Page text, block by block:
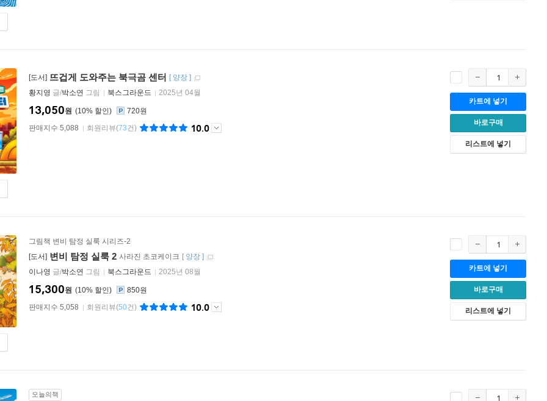
[도서] 뜨겁게 도와주는 북극곰 센터 [ 양장 ]
황지영 글/박소연 그림 북스그라운드 2025년 04월
10%
13,050원
720원
판매지수 5,088
회원리뷰(73건) 10.0
카트에 넣기
바로구매
리스트에 넣기
그림책 변비 탐정 실룩 시리즈-2
[도서] 변비 탐정 실룩 2 사라진 초코케이크 [ 양장 ]
이나영 글/박소연 그림 북스그라운드 2025년 08월
10%
15,300원
850원
판매지수 5,058
회원리뷰(50건) 10.0
카트에 넣기
바로구매
리스트에 넣기
오늘의책